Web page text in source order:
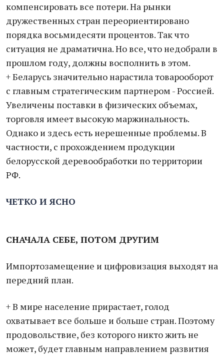
компенсировать все потери. На рынки
дружественных стран переориентировано
порядка восьмидесяти процентов. Так что
ситуация не драматична. Но все, что недобрали в
прошлом году, должны восполнить в этом.
+ Беларусь значительно нарастила товарооборот
с главным стратегическим партнером - Россией.
Увеличены поставки в физических объемах,
торговля имеет высокую маржинальность.
Однако и здесь есть нерешенные проблемы. В
частности, с прохождением продукции
белорусской деревообработки по территории
РФ.
ЧЕТКО И ЯСНО
СНАЧАЛА СЕБЕ, ПОТОМ ДРУГИМ
Импортозамещение и цифровизация выходят на
передний план.
+ В мире население прирастает, голод
охватывает все больше и больше стран. Поэтому
продовольствие, без которого никто жить не
может, будет главным направлением развития